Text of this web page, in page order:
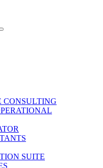
CONSULTING
SUITE